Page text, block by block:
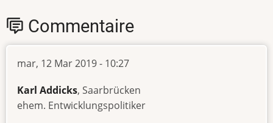
Commentaire
mar, 12 Mar 2019 - 10:27
Karl Addicks, Saarbrücken
ehem. Entwicklungspolitiker